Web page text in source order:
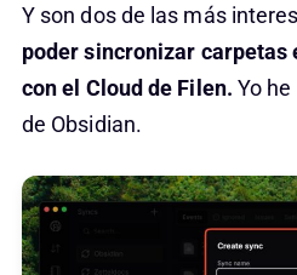
Y son dos de las más
poder sincronizar carpetas
con el Cloud de Filen. Yo
de Obsidian.